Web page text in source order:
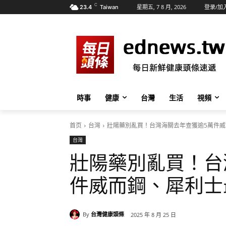
23.4 C Taiwan 星期五, 7 8 月, 2026 登录/加
時事 健康 台灣 生活 視頻
首页 台灣 壯陽藥別亂買！台灣海關去年查獲逾5萬件
台灣
壯陽藥別亂買！
件威而鋼、犀利
By 台灣健康頭條 2025 年 8 月 25 日